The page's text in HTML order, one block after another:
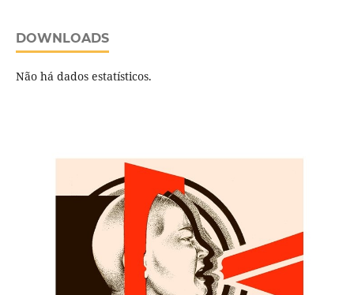
DOWNLOADS
Não há dados estatísticos.